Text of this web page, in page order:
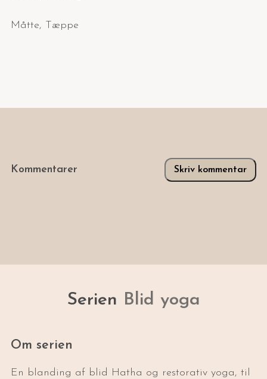
Måtte, Tæppe
Kommentarer Skriv kommentar
Serien Blid yoga
Om serien
En blanding af blid Hatha og restorativ yoga, til